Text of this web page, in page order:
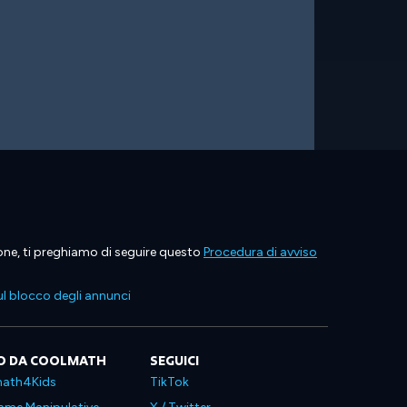
ti preghiamo di seguire questo Procedura di avviso
blocco degli annunci
DA COOLMATH SEGUICI
TikTok